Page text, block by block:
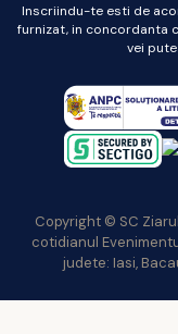
Inscriindu-te esti de
furnizat, in concordanta
vei
Copyright © SC
cotidianul
judete: Iasi,